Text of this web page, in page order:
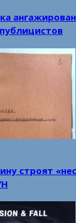
строят